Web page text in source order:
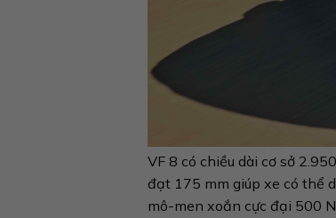
VF 8 có chiều dài cơ sở
đạt 175 mm giúp xe có thể
mô-men xoắn cực đại 500